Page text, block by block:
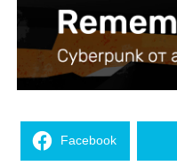
Facebook